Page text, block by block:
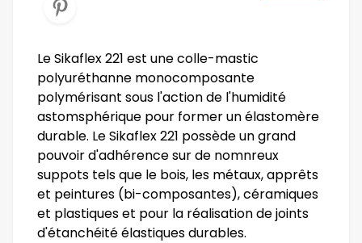
Le Sikaflex 221 est une colle-mastic
polyuréthanne monocomposante
polymérisant sous l'action de l'humidité
astomsphérique pour former un élastomère
durable. Le Sikaflex 221 possède un grand
pouvoir d'adhérence sur de nomnreux
suppots tels que le bois, les métaux, apprêts
et peintures (bi-composantes), céramiques
et plastiques et pour la réalisation de joints
d'étanchéité élastiques durables.